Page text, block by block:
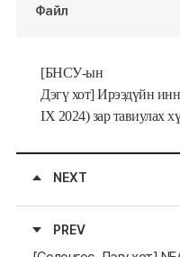
Файл
[БНСУ-ын
Дэгүхот] Ирээдүйн
IX 2024)зар тавиулах
NEXT
PREV